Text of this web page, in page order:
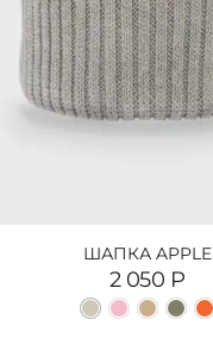
ШАПКА APPLE
2 050 Р